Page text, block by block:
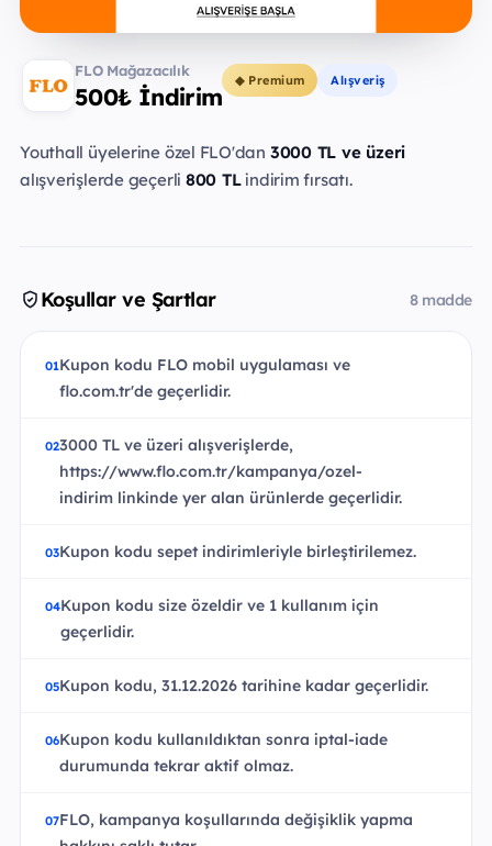
FLO Mağazacılık
500₺ İndirim
◆ Premium Alışveriş
Youthall üyelerine özel FLO'dan 3000 TL ve üzeri
alışverişlerde geçerli 800 TLindirim fırsatı.
Koşullar ve Şartlar 8 madde
Kupon kodu FLO mobil uygulaması ve
flo.com.tr'de geçerlidir.
3000 TL ve üzeri alışverişlerde,
https://www.flo.com.tr/kampanya/ozel-
indirim linkinde yer alan ürünlerde geçerlidir.
Kupon kodu sepet indirimleriyle birleştirilemez.
Kupon kodu size özeldir ve 1 kullanım için
geçerlidir.
Kupon kodu, 31.12.2026 tarihine kadar geçerlidir.
Kupon kodu kullanıldıktan sonra iptal-iade
durumunda tekrar aktif olmaz.
FLO, kampanya koşullarında değişiklik yapma